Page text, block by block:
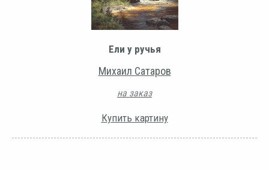
Ели у ручья
Михаил Сатаров
на заказ
Купить картину